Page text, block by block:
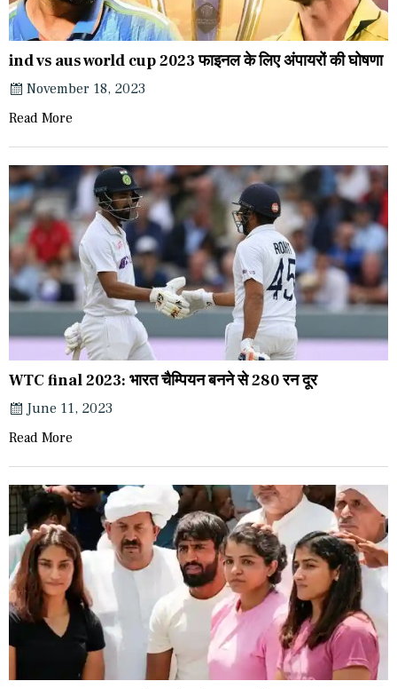
ind vs aus world cup 2023 फाइनल के लिए अंपायरों की घोषणा
November 18, 2023
Read More
WTC final 2023: भारत चैम्पियन बनने से 280 रन दूर
June 11, 2023
Read More